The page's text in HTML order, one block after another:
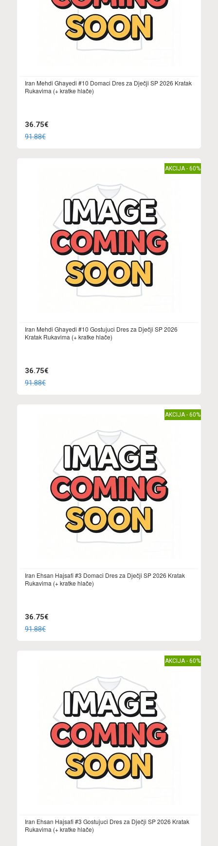
Iran Mehdi Ghayedi #10 Domaci Dres za Dječji SP 2026 Kratak
Rukavima (+ kratke hlače)
36.75€
91.88€
AKCIJA - 60%
Iran Mehdi Ghayedi #10 Gostujuci Dres za Dječji SP 2026
Kratak Rukavima (+ kratke hlače)
36.75€
91.88€
AKCIJA - 60%
Iran Ehsan Hajsafi #3 Domaci Dres za Dječji SP 2026 Kratak
Rukavima (+ kratke hlače)
36.75€
91.88€
AKCIJA - 60%
Iran Ehsan Hajsafi #3 Gostujuci Dres za Dječji SP 2026 Kratak
Rukavima (+ kratke hlače)